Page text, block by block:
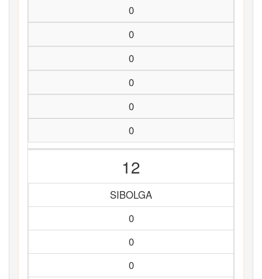
0
0
0
0
0
0
12
SIBOLGA
0
0
0